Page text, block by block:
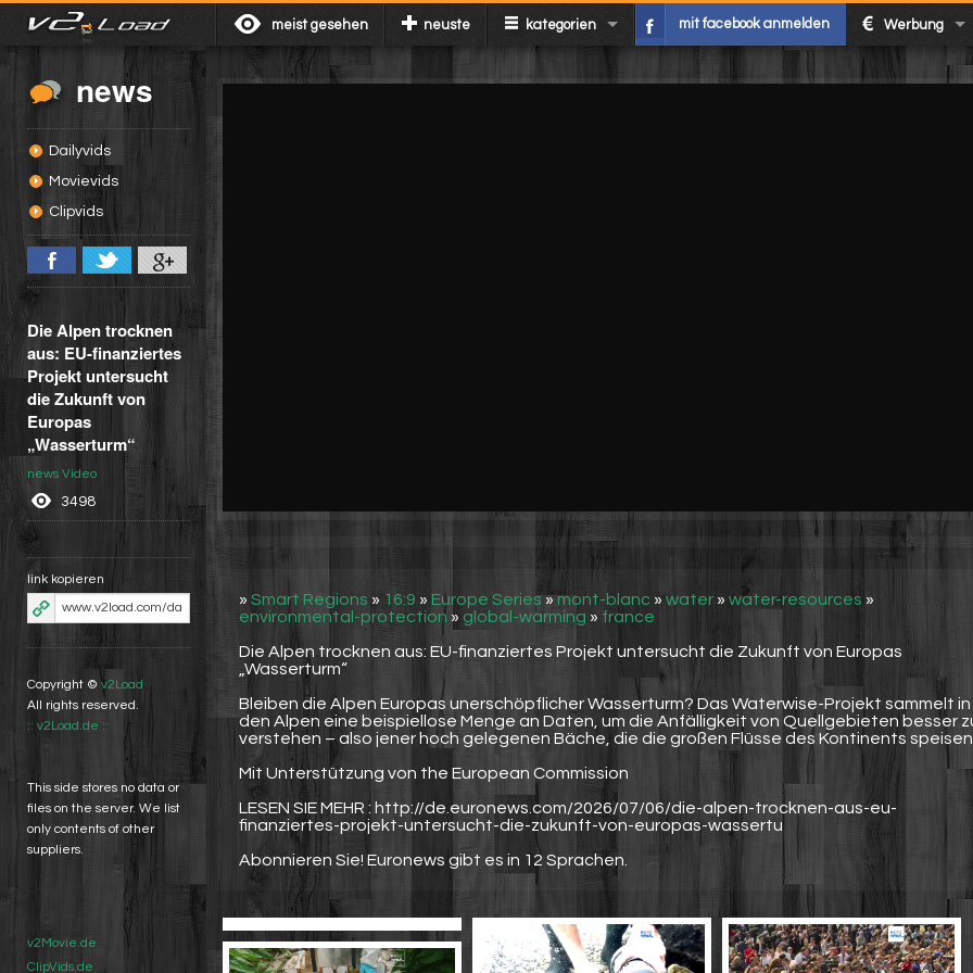
meist gesehen neuste kategorien mit facebook anmelden Werbung
news
Dailyvids
Movievids
Clipvids
Die Alpen trocknen
aus: EU-finanziertes
Projekt untersucht
die Zukunft von
Europas
„Wasserturm“
news Video
3498
link kopieren
Copyright © v2Load
All rights reserved.
:: v2Load.de ::
This side stores no data or
files on the server. We list
only contents of other
suppliers.
v2Movie.de
ClipVids.de
» Smart Regions » 16:9 » Europe Series»mont-blanc » water » water-resources »
environmental-protection » global-warming » france
Die Alpen trocknen aus: EU-finanziertes Projekt untersucht die Zukunft von Europas
„Wasserturm“
Bleiben die Alpen Europas unerschöpflicher Wasserturm? Das Waterwise-Projekt sammelt in
den Alpen eine beispiellose Menge an Daten, um die Anfälligkeit von Quellgebieten besser
verstehen – also jener hoch gelegenen Bäche, die die großen Flüsse des Kontinents
Mit Unterstützung von the European Commission
LESEN SIE MEHR : http://de.euronews.com/2026/07/06/die-alpen-trocknen-aus-eu-
finanziertes-projekt-untersucht-die-zukunft-von-europas-wassertu
Abonnieren Sie! Euronews gibt es in 12 Sprachen.